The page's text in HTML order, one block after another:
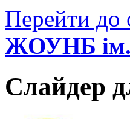
Перейти до
ЖОУНБ
Слайдер